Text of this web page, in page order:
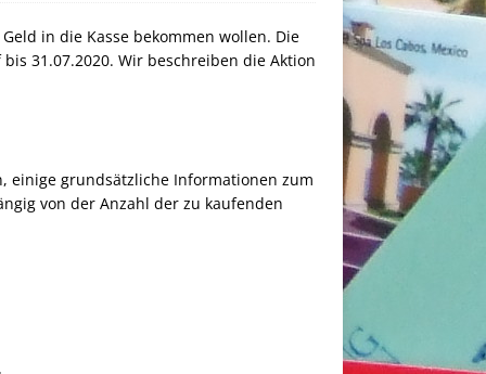
in die Kasse bekommen wollen. Die
31.07.2020. Wir beschreiben die Aktion
einige grundsätzliche Informationen zum
von der Anzahl der zu kaufenden